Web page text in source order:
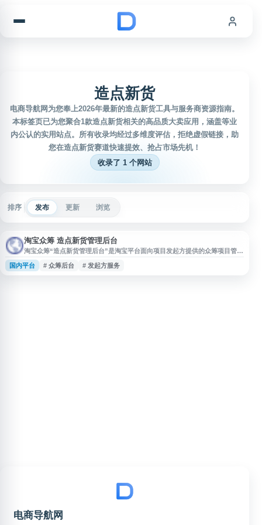
造点新货
电商导航网为您奉上2026年最新的造点新货工具与服务商资源指南。
本标签页已为您聚合1款造点新货相关的高品质大卖应用，涵盖等业
内公认的实用站点。所有收录均经过多维度评估，拒绝虚假链接，助
您在造点新货赛道快速提效、抢占市场先机！
收录了 1 个网站
排序 发布 更新 浏览
淘宝众筹 造点新货管理后台
淘宝众筹“造点新货管理后台”是淘宝平台面向项目发起方提供的众筹项目管理
入口，用户可通过该页面查看、创建和维护相关众筹项目，进行项目资料管
理、进度跟踪及后台操作。该页面属于淘宝众筹业务体系，适合用于了解淘宝
国内平台 # 众筹后台 # 发起方服务
电商导航网